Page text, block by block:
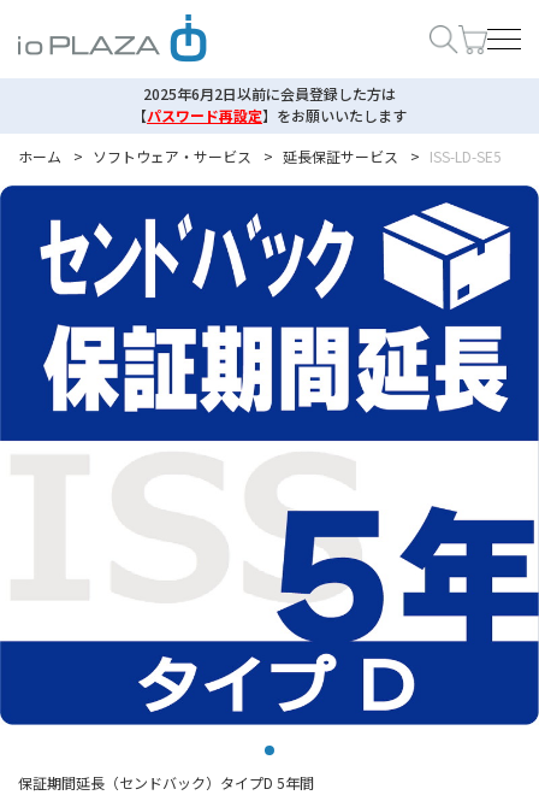
2025年6月2日以前に会員登録した方は
【パスワード再設定】 をお願いいたします
ホーム
> ソフトウェア・サービス > 延長保証サービス > ISS-LD-SE5
保証期間延長（センドバック）タイプD 5年間